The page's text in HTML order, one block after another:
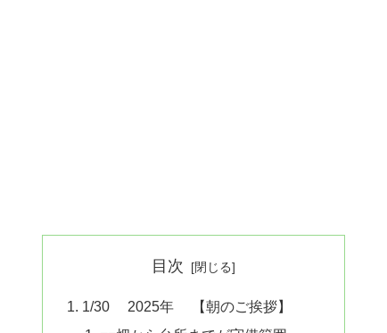
目次
1/30 2025年 【朝のご挨拶】